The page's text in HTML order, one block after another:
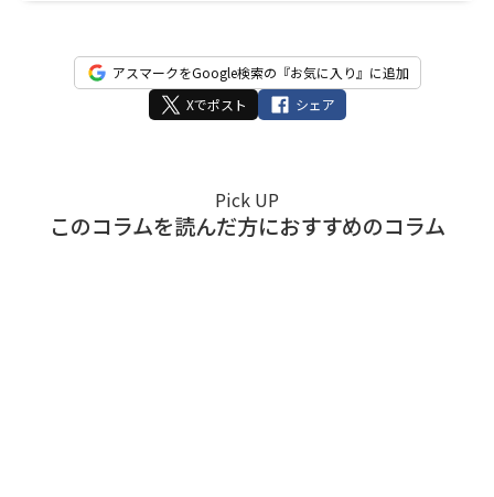
アスマークをGoogle検索の『お気に入り』に追加
Xでポスト
シェア
Pick UP
このコラムを読んだ方におすすめのコラム